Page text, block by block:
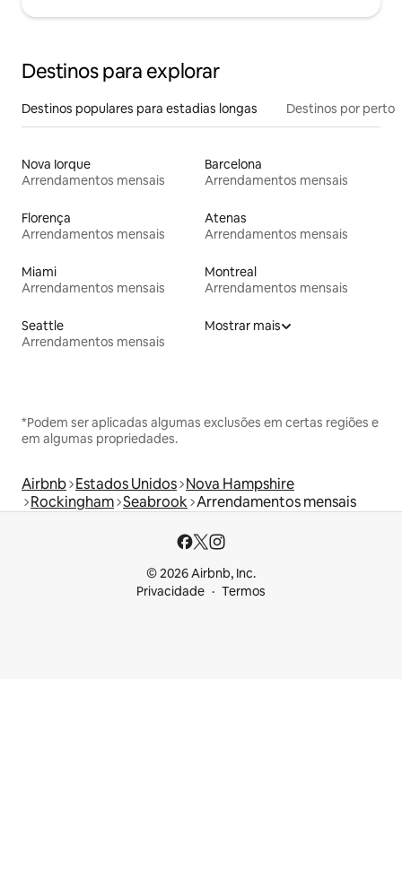
Destinos para explorar
Destinos populares para estadias longas Destinos por perto
Nova Iorque
Arrendamentos mensais
Barcelona
Arrendamentos mensais
Florença
Arrendamentos mensais
Atenas
Arrendamentos mensais
Miami
Arrendamentos mensais
Montreal
Arrendamentos mensais
Seattle
Arrendamentos mensais
Mostrar mais
*Podem ser aplicadas algumas exclusões em certas regiões e
em algumas propriedades.
Airbnb Estados Unidos Nova Hampshire
Rockingham Seabrook Arrendamentos mensais
© 2026 Airbnb, Inc.
Privacidade
Termos